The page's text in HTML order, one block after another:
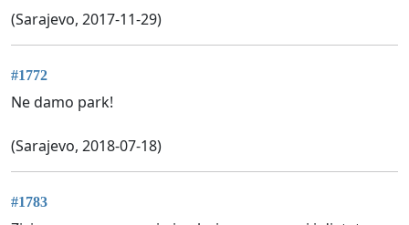
(Sarajevo, 2017-11-29)
#1772
Ne damo park!
(Sarajevo, 2018-07-18)
#1783